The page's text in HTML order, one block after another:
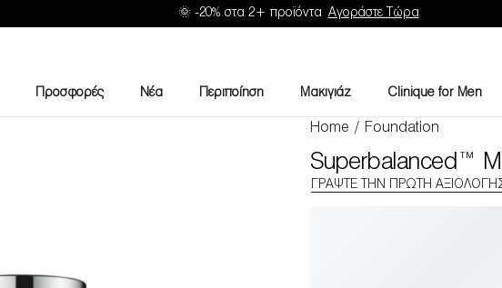
🌞 -20% στα 2+ προϊόντα Αγοράστε Τώρα
Προσφορές Νέα Περιποίηση Μακιγιάζ Clinique for Men
Home / Foundation
Superbalanced™
ΓΡΆΨΤΕ ΤΗΝ ΠΡΏΤΗ